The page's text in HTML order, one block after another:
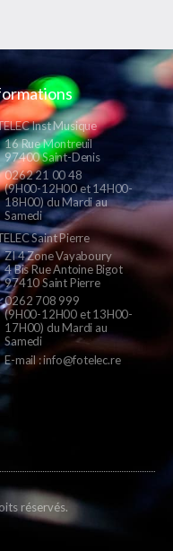
Inst Musique
16 Rue Montreuil
97400 Saint-Denis
0262 21 00 48
(9H00-12H00 et 14H00-
18H00) du Mardi au
Samedi
Saint Pierre
ZI 4 Zone Vayaboury
4 Bis Rue Antoine Bigot
97410 Saint Pierre
0262 708 999
(9H00-12H00 et 13H00-
17H00) du Mardi au
Samedi
E-mail : info@fotelec.re
réservés.